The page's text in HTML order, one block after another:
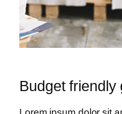
Budget friendly